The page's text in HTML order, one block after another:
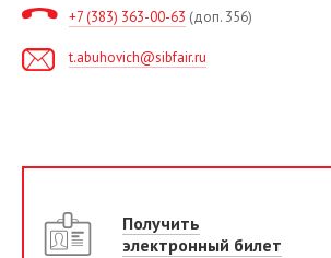
+7 (383) 363-00-63 (доп. 356)
t.abuhovich@sibfair.ru
Получить
электронный билет